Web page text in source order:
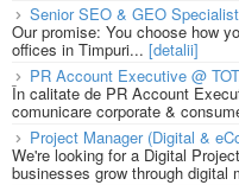
Senior SEO & GEO
Our promise: You choose how
offices in Timpuri... [detalii]
PR Account Executive @
În calitate de PR Account
comunicare corporate &
Project Manager (Digital &
We're looking for a Digital
businesses grow through digital